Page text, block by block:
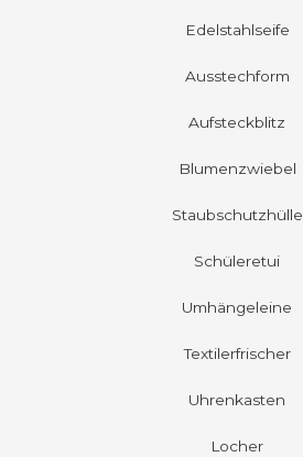
Edelstahlseife
Ausstechform
Aufsteckblitz
Blumenzwiebel
Staubschutzhülle
Schüleretui
Umhängeleine
Textilerfrischer
Uhrenkasten
Locher